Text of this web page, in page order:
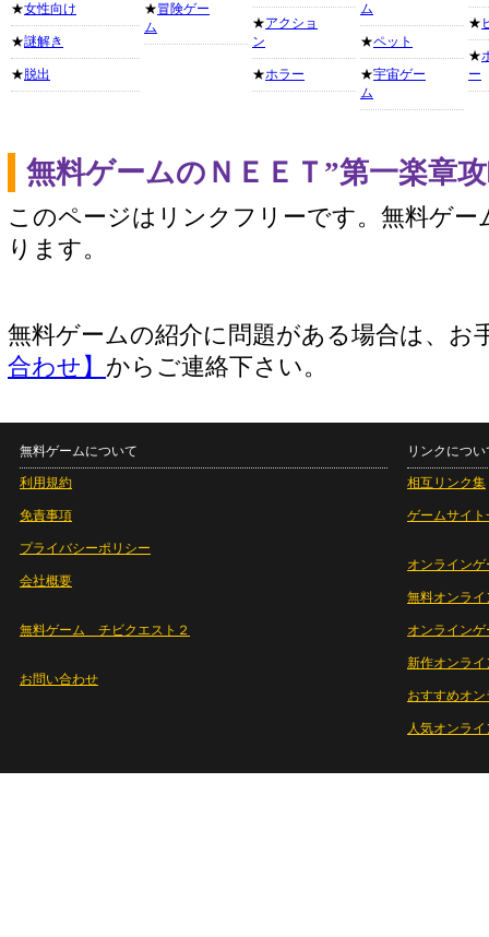
★女性向け
★謎解き
★ 脱出
★冒険ゲー
ム
★アクショ
ン
★ホラー
ム
★ペット
★宇宙ゲー
ム
★
★
ー
無料ゲームのＮＥＥＴ”第一楽章
このページはリンクフリーです。無料ゲー
ります。
無料ゲームの紹介に問題がある場合は、お
合わせ】 からご連絡下さい。
無料ゲームについて
利用規約
免責事項
プライバシーポリシー
会社概要
無料ゲーム チビクエスト２
お問い合わせ
リンクについ
相互リンク集
ゲームサイト
オンラインゲ
無料オンライ
オンライン
新作オンライ
おすすめオ
人気オンラ